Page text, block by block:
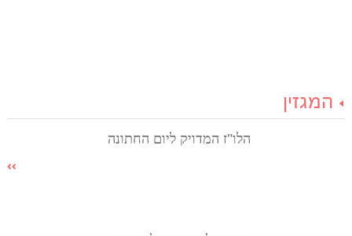
המגזין
הלו"ז המדויק ליום החתונה